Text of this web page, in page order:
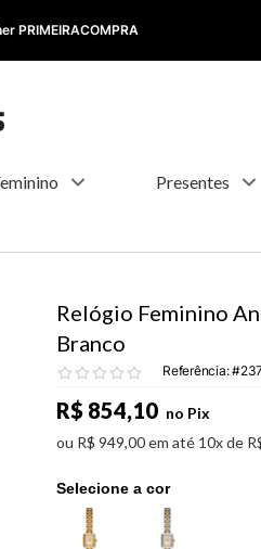
PRIMEIRACOMPRA
Presentes
Relógio Feminino
Branco
Referência:
R$ 854,10 no Pix
ou R$ 949,00em até 10x de